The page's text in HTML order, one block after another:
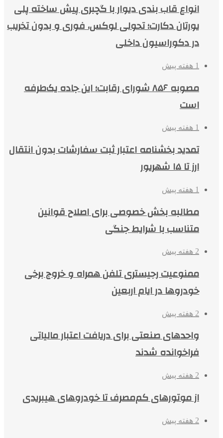
انواع قاب بندی دیوار با گچبری پیش ساخته پلی
یورتان دکارت؛ تحولی لوکس، فوری و بدون تخریب
در دکوراسیون داخلی
1 هفته پیش
مصوبه ۸۵۶ شورای رقابت؛ این جاده یک‌طرفه
است
1 هفته پیش
تمدید بخشنامه اعتبار ثبت سفارشات بدون انتقال
ارز تا ۱۵ شهریور
1 هفته پیش
مطالبه بخش خصوصی برای اصلاح قوانین
متناسب با شرایط جنگی
2 هفته پیش
ممنوعیت رجیستری تلفن همراه و خروج برخی
خودروها در ایام اربعین
2 هفته پیش
واحدهای صنعتی برای دریافت اعتبار مالیاتی
فراخوانده شدند
2 هفته پیش
از موتورهای کم‌مصرف تا خودروهای هیبریدی
2 هفته پیش